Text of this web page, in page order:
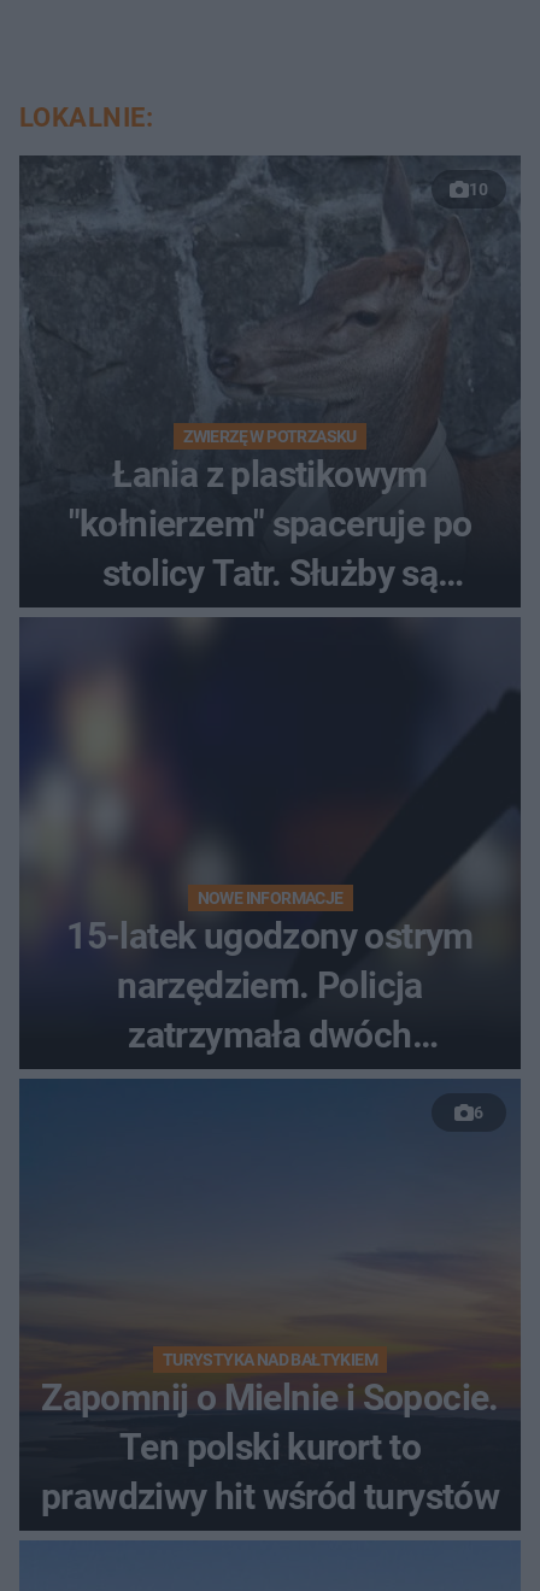
LOKALNIE:
10
ZWIERZĘ W POTRZASKU
Łania z plastikowym
"kołnierzem" spaceruje po
stolicy Tatr. Służby są
bezradne
NOWE INFORMACJE
15-latek ugodzony ostrym
narzędziem. Policja
zatrzymała dwóch
nastolatków
6
TURYSTYKA NAD BAŁTYKIEM
Zapomnij o Mielnie i Sopocie.
Ten polski kurort to
prawdziwy hit wśród turystów